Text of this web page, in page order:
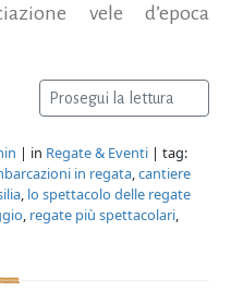
vele d’epoca
Prosegui la lettura
| in Regate & Eventi | tag:
in regata,cantiere
, lo spettacolo delle regate
, regate più spettacolari,